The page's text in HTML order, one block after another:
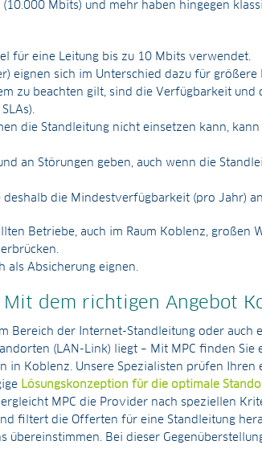
Mbits) und mehr haben hingegen
für eine Leitung bis zu 10 Mbits verwendet.
eignen sich im Unterschied dazu für größere
zu beachten gilt, sind die Verfügbarkeit und
die Standleitung nicht einsetzen kann,
an Störungen geben, auch wenn die
deshalb die Mindestverfügbarkeit (pro Jahr)
Betriebe, auch im Raum Koblenz, großen
als Absicherung eignen.
dem richtigen Angebot
Bereich der Internet-Standleitung oder auch
(LAN-Link) liegt – Mit MPC finden Sie
in Koblenz. Unsere Spezialisten prüfen Ihren
Lösungskonzeption für die optimale
MPC die Provider nach speziellen
filtert die Offerten für eine Standleitung
übereinstimmen. Bei dieser